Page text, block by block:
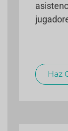
Haz